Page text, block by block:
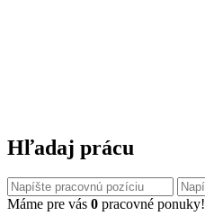
Hľadaj prácu
Máme pre vás 0 pracovné ponuky!